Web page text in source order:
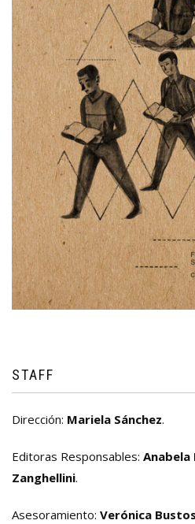
STAFF
Dirección: Mariela Sánchez.
Editoras Responsables: Anabela
Zanghellini.
Asesoramiento: Verónica